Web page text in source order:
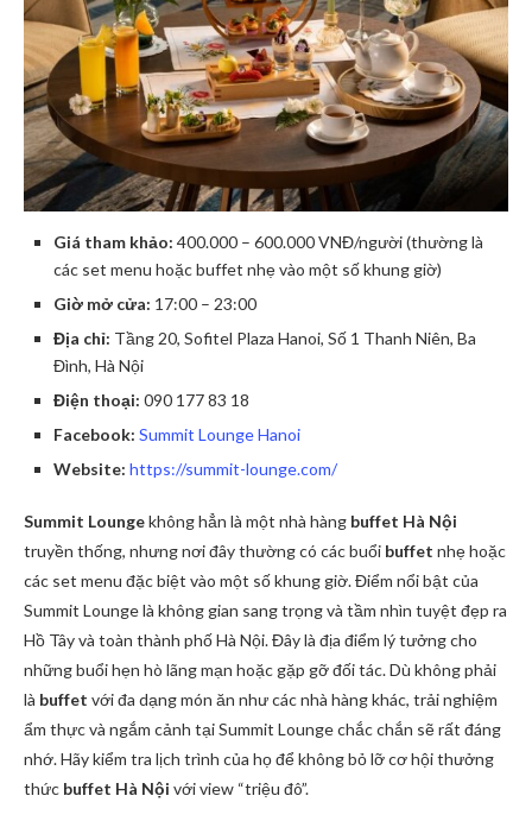
Giá tham khảo: 400.000 – 600.000 VNĐ/người (thường là
các set menu hoặc buffet nhẹ vào một số khung giờ)
Giờ mở cửa: 17:00 – 23:00
Địa chỉ: Tầng 20, Sofitel Plaza Hanoi, Số 1 Thanh Niên, Ba
Đình, Hà Nội
Điện thoại: 090 177 83 18
Facebook: Summit Lounge Hanoi
Website: https://summit-lounge.com/
Summit Loungekhông hẳn là một nhà hàng buffet Hà Nội
truyền thống, nhưng nơi đây thường có các buổi buffet nhẹ hoặc
các set menu đặc biệt vào một số khung giờ. Điểm nổi bật của
Summit Lounge là không gian sang trọng và tầm nhìn tuyệt đẹp ra
Hồ Tây và toàn thành phố Hà Nội. Đây là địa điểm lý tưởng cho
những buổi hẹn hò lãng mạn hoặc gặp gỡ đối tác. Dù không phải
là buffet với đa dạng món ăn như các nhà hàng khác, trải nghiệm
ẩm thực và ngắm cảnh tại Summit Lounge chắc chắn sẽ rất đáng
nhớ. Hãy kiểm tra lịch trình của họ để không bỏ lỡ cơ hội thưởng
thức buffet Hà Nội với view “triệu đô”.